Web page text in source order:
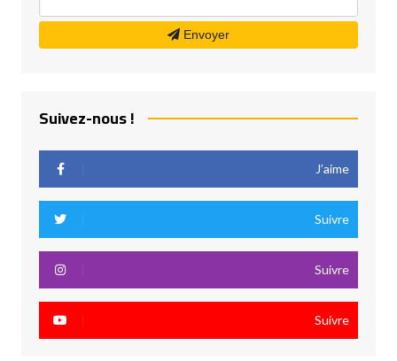
Envoyer
Suivez-nous !
J’aime
Suivre
Suivre
Suivre